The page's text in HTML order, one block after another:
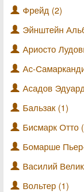
Фрейд (2)
Эйнштейн
Ариосто
Ас-
Асадов
Бальзак (1)
Бисмарк Отто
Бомарше
Василий
Вольтер (1)